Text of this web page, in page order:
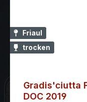
Friaul
trocken
Gradis'ciutta
DOC 2019